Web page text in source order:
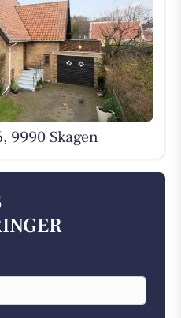
9990 Skagen